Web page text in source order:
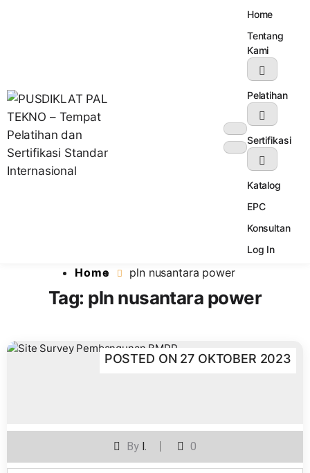
PUSDIKLAT PAL TEKNO – Tempat
Pelatihan dan Sertifikasi Standar
Lembaga Pelatihan dan Sertifikasi Standar Internasional
Home
Tentang
Kami
Pelatihan
Sertifikasi
Katalog
EPC
Konsultan
Log In
Home pln nusantara power
Tag: pln nusantara power
POSTED ON 27 OKTOBER 2023
By I. 0